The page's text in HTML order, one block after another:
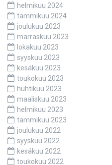
helmikuu 2024
tammikuu 2024
joulukuu 2023
marraskuu 2023
lokakuu 2023
syyskuu 2023
kesäkuu 2023
toukokuu 2023
huhtikuu 2023
maaliskuu 2023
helmikuu 2023
tammikuu 2023
joulukuu 2022
syyskuu 2022
kesäkuu 2022
toukokuu 2022